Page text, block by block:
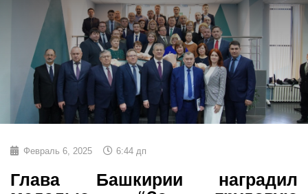
Февраль 6, 2025 6:44 дп
Глава Башкирии наградил